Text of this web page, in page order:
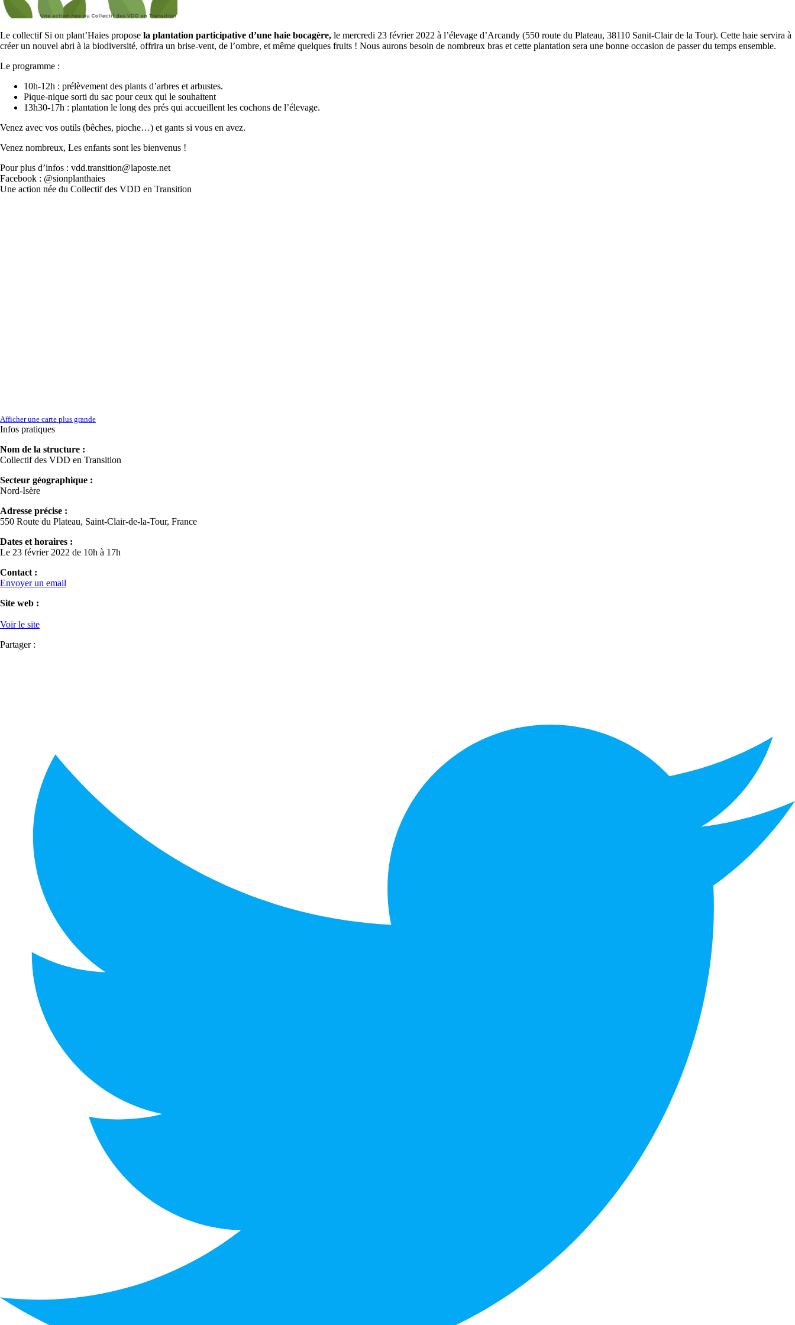
Le collectif Si on plant’Haies propose la plantation participative d’une haie bocagère, le mercredi 23 février 2022 à l’élevage d’Arcandy (550 route du Plateau, 38110 Sanit-Clair de la Tour). Cette haie servira à
créer un nouvel abri à la biodiversité, offrira un brise-vent, de l’ombre, et même quelques fruits ! Nous aurons besoin de nombreux bras et cette plantation sera une bonne occasion de passer du temps ensemble.
Le programme :
10h-12h : prélèvement des plants d’arbres et arbustes.
Pique-nique sorti du sac pour ceux qui le souhaitent
13h30-17h : plantation le long des prés qui accueillent les cochons de l’élevage.
Venez avec vos outils (bêches, pioche…) et gants si vous en avez.
Venez nombreux, Les enfants sont les bienvenus !
Pour plus d’infos : vdd.transition@laposte.net
Facebook : @sionplanthaies
Une action née du Collectif des VDD en Transition
Afficher une carte plus grande
Infos pratiques
Nom de la structure :
Collectif des VDD en Transition
Secteur géographique :
Nord-Isère
Adresse précise :
550 Route du Plateau, Saint-Clair-de-la-Tour, France
Dates et horaires :
Le 23 février 2022 de 10h à 17h
Contact :
Envoyer un email
Site web :
Voir le site
Partager :